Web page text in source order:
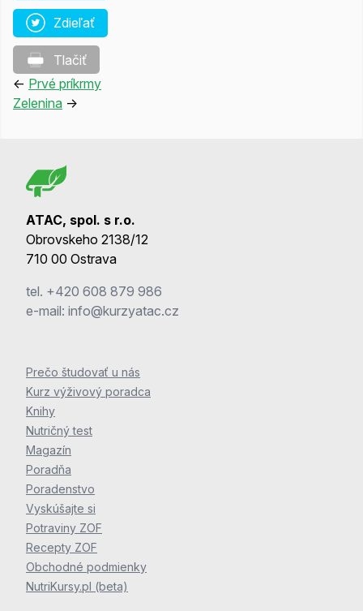
Zdieľať
Tlačiť
← Prvé príkrmy
Zelenina →
ATAC, spol. s r.o.
Obrovskeho 2138/12
710 00 Ostrava
tel. +420 608 879 986
e-mail: info@kurzyatac.cz
Prečo študovať u nás
Kurz výživový poradca
Knihy
Nutričný test
Magazín
Poradňa
Poradenstvo
Vyskúšajte si
Potraviny ZOF
Recepty ZOF
Obchodné podmienky
NutriKursy.pl (beta)